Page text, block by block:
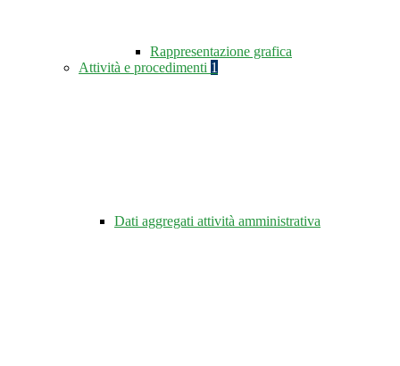
Rappresentazione grafica
Attività e procedimenti 1
Dati aggregati attività amministrativa